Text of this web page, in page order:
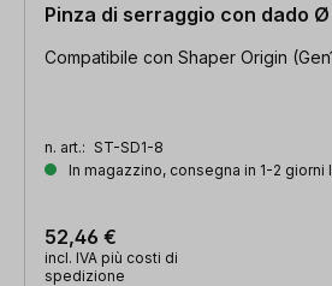
Pinza di serraggio con dado Ø
Compatibile con Shaper Origin
n. art.: ST-SD1-8
In magazzino, consegna in 1-2 giorni
52,46 €
incl. IVA più costi di
spedizione